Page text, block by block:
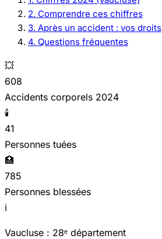
2. Comprendre ces chiffres
3. Après un accident : vos droits
4. Questions fréquentes
💥
608
Accidents corporels 2024
🕯️
41
Personnes tuées
🏥
785
Personnes blessées
ℹ️
Vaucluse : 28ᵉ département